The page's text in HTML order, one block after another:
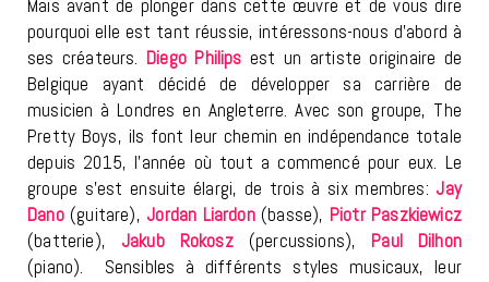
Mais avant de plonger dans cette œuvre et de vous dire
pourquoi elle est tant réussie, intéressons-nous d’abord à
ses créateurs. Diego Philips est un artiste originaire de
Belgique ayant décidé de développer sa carrière de
musicien à Londres en Angleterre. Avec son groupe, The
Pretty Boys, ils font leur chemin en indépendance totale
depuis 2015, l’année où tout a commencé pour eux. Le
groupe s’est ensuite élargi, de trois à six membres: Jay
Dano (guitare), Jordan Liardon(basse), Piotr Paszkiewicz
(batterie), Jakub Rokosz (percussions), Paul Dilhon
(piano). Sensibles à différents styles musicaux, leur